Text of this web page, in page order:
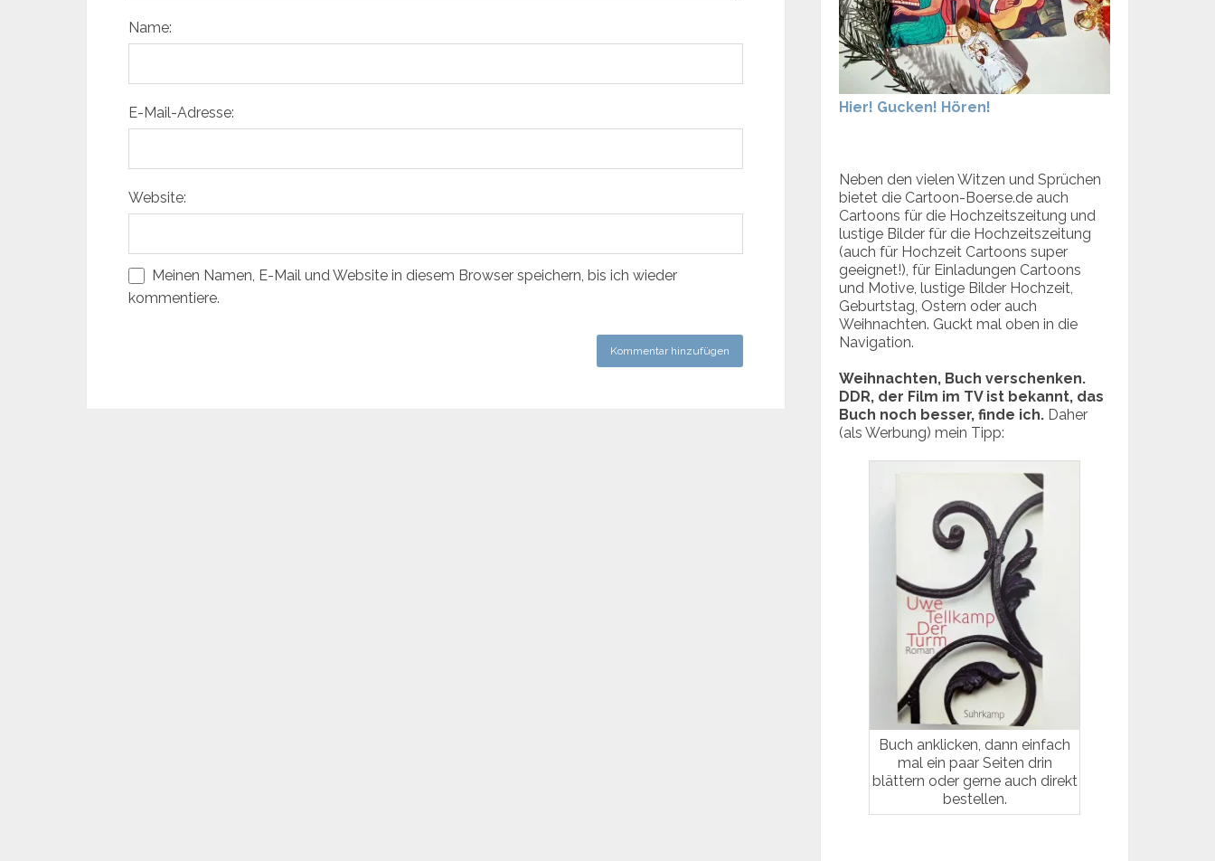
Name:
E-Mail-Adresse:
Website:
Meinen Namen, E-Mail und Website in diesem Browser speichern, bis ich wieder
kommentiere.
Hier! Gucken! Hören!
Neben den vielen Witzen und Sprüchen
bietet die Cartoon-Boerse.de auch
Cartoons für die Hochzeitszeitung und
lustige Bilder für die Hochzeitszeitung
(auch für Hochzeit Cartoons super
geeignet!), für Einladungen Cartoons
und Motive, lustige Bilder Hochzeit,
Geburtstag, Ostern oder auch
Weihnachten. Guckt mal oben in die
Navigation.
Weihnachten, Buch verschenken.
DDR, der Film im TV ist bekannt, das
Buch noch besser, finde ich. Daher
(als Werbung) mein Tipp:
Buch anklicken, dann einfach
mal ein paar Seiten drin
blättern oder gerne auch direkt
bestellen.